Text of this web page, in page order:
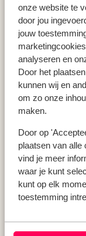
onze website te
door jou
jouw
analyseren en
Door het
kunnen wij en
om zo onze
maken.
Door op
plaatsen van alle
vind je meer
waar je kunt
kunt op elk
toestemming